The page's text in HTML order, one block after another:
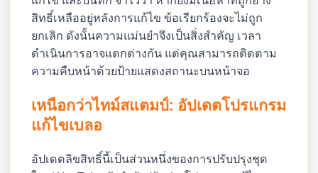
สิทธิ์เหลืออยู่หลังการแก้ไข ข้อเรียกร้องจะไม่ถูก
ยกเลิก ดังนั้นความแม่นยำจึงเป็นสิ่งสำคัญ เวลา
ดำเนินการอาจแตกต่างกัน แต่คุณสามารถติดตาม
ความคืบหน้าด้วยป้ายแสดงสถานะบนหน้าจอ
เหนือกว่าไทม์สแตมป์: อัปเดตโปรแกรม
แก้ไขเบลอ
อัปเดตลิขสิทธิ์นี้เป็นส่วนหนึ่งของการปรับปรุงชุด